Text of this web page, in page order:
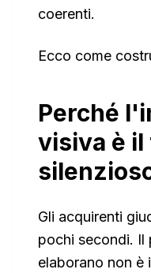
coerenti.
Ecco come
Perché
visiva è
Gli acquirenti
pochi secondi. Il
elaborano non è